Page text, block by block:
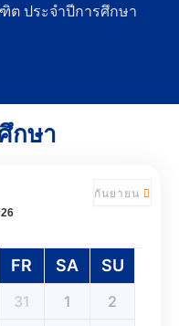
ประจำปีการศึกษา
กษา
กันยายน
FR SA SU
31 1
2